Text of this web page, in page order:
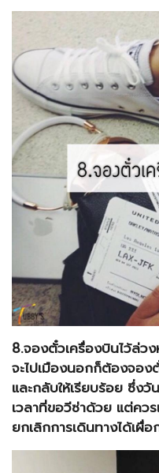
8.จองตั๋วเครื่องบินไว้ล่ว
จะไปเมืองนอกก็ต้องจอง
และกลับให้เรียบร้อย ซึ่งวั
เวลาที่ขอวีซ่าด้วย แต่คว
ยกเลิกการเดินทางได้เ